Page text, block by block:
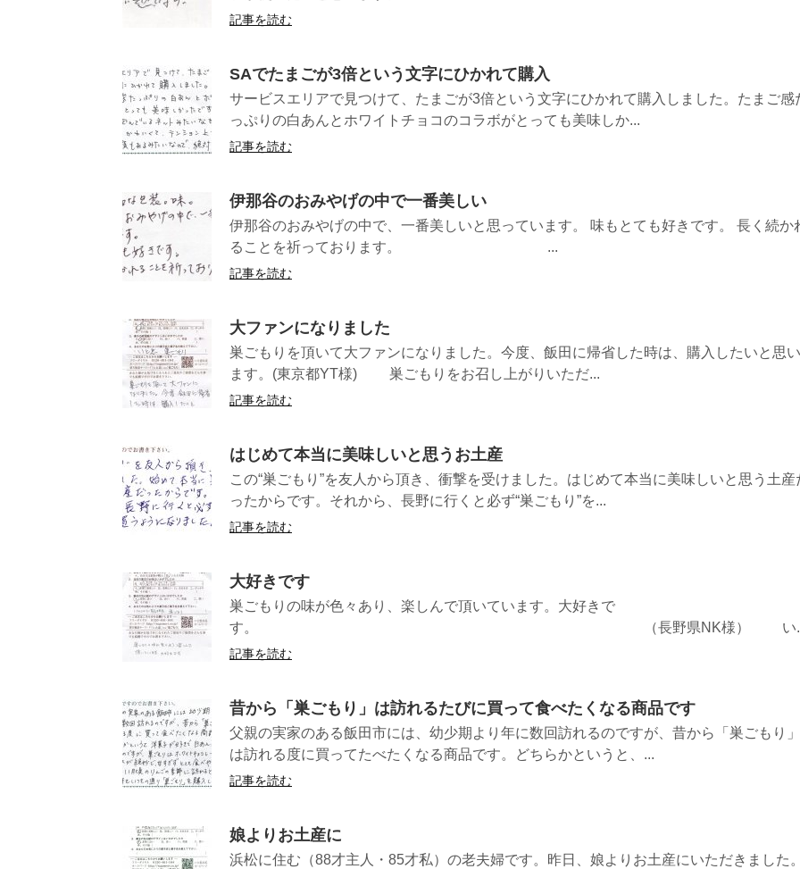
記事を読む
SAでたまごが3倍という文字にひかれて購入
サービスエリアで見つけて、たまごが3倍という文字にひかれて購入しました。たまご感
っぷりの白あんとホワイトチョコのコラボがとっても美味しか...
記事を読む
伊那谷のおみやげの中で一番美しい
伊那谷のおみやげの中で、一番美しいと思っています。 味もとても好きです。 長く続か
ることを祈っております。 ...
記事を読む
大ファンになりました
巣ごもりを頂いて大ファンになりました。今度、飯田に帰省した時は、購入したいと思い
ます。(東京都YT様) 巣ごもりをお召し上がりいただ...
記事を読む
はじめて本当に美味しいと思うお土産
この“巣ごもり”を友人から頂き、衝撃を受けました。はじめて本当に美味しいと思う土産
ったからです。それから、長野に行くと必ず“巣ごもり”を...
記事を読む
大好きです
巣ごもりの味が色々あり、楽しんで頂いています。大好きで
す。 （長野県NK様） い
記事を読む
昔から「巣ごもり」は訪れるたびに買って食べたくなる商品です
父親の実家のある飯田市には、幼少期より年に数回訪れるのですが、昔から「巣ごもり」
は訪れる度に買ってたべたくなる商品です。どちらかというと、...
記事を読む
娘よりお土産に
浜松に住む（88才主人・85才私）の老夫婦です。昨日、娘よりお土産にいただきました。